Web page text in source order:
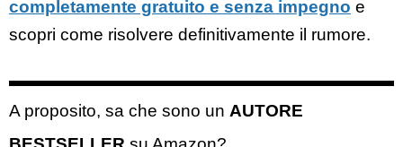
completamente gratuito e senza impegno e
scopri come risolvere definitivamente il rumore.
A proposito, sa che sono un AUTORE